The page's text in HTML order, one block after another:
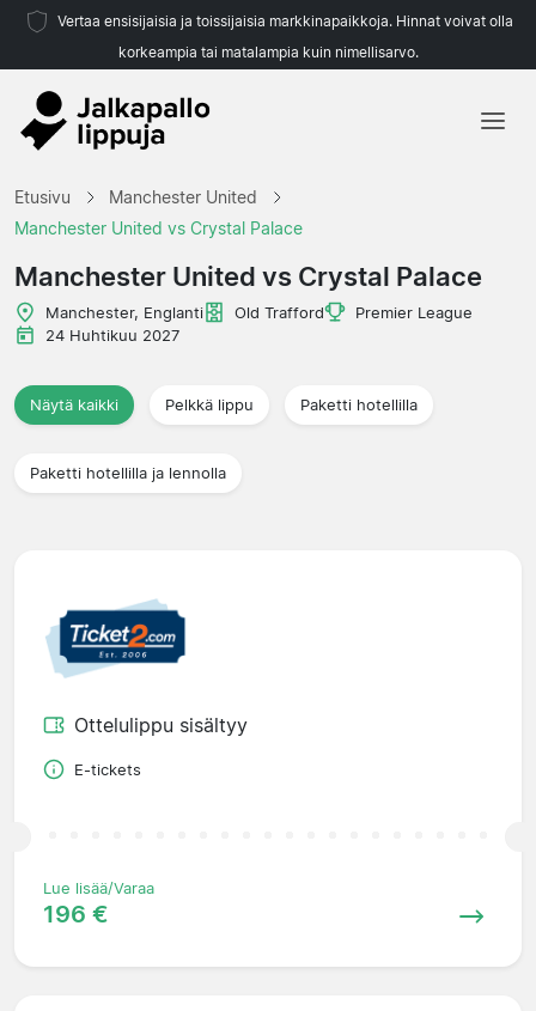
Vertaa ensisijaisia ja toissijaisia markkinapaikkoja. Hinnat voivat olla
korkeampia tai matalampia kuin nimellisarvo.
Joukkueet
Liigat
Matkatoimistoja
Etusivu
Manchester United
Manchester United vs Crystal Palace
Manchester United vs Crystal Palace
Manchester, Englanti Old Trafford
Premier League
24 Huhtikuu 2027
Näytä kaikki Pelkkä lippu Paketti hotellilla
Paketti hotellilla ja lennolla
Ottelulippu sisältyy
E-tickets
Lue lisää/Varaa
196 €